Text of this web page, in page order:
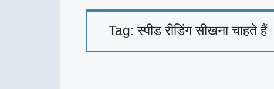
Tag:स्पीड रीडिंग सीखना चाहते हैं